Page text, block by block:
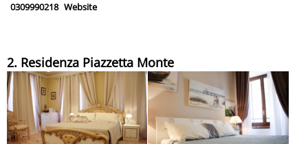
0309990218 Website
2. Residenza Piazzetta Monte